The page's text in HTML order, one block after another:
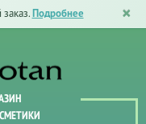
Подробнее